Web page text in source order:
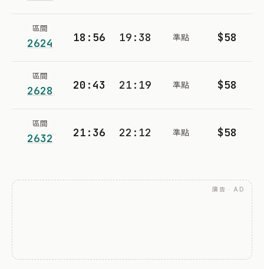
區間
2624 18:56 19:38 準點 $58
區間
2628 20:43 21:19 準點 $58
區間
2632 21:36 22:12 準點 $58
廣告 · AD